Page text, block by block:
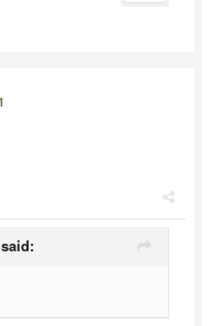
said: